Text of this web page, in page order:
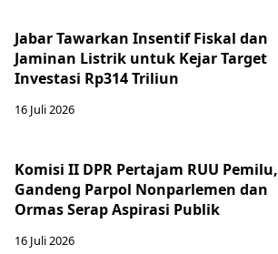
Jabar Tawarkan Insentif Fiskal dan
Jaminan Listrik untuk Kejar Target
Investasi Rp314 Triliun
16 Juli 2026
Komisi II DPR Pertajam RUU Pemilu,
Gandeng Parpol Nonparlemen dan
Ormas Serap Aspirasi Publik
16 Juli 2026